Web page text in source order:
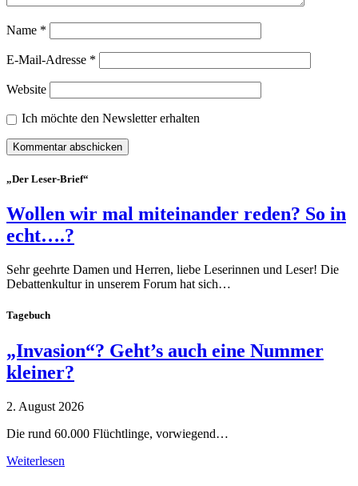
Name *
E-Mail-Adresse *
Website
Ich möchte den Newsletter erhalten
„Der Leser-Brief“
Wollen wir mal miteinander reden? So in
echt….?
Sehr geehrte Damen und Herren, liebe Leserinnen und Leser! Die
Debattenkultur in unserem Forum hat sich…
Tagebuch
„Invasion“? Geht’s auch eine Nummer
kleiner?
2. August 2026
Die rund 60.000 Flüchtlinge, vorwiegend…
Weiterlesen